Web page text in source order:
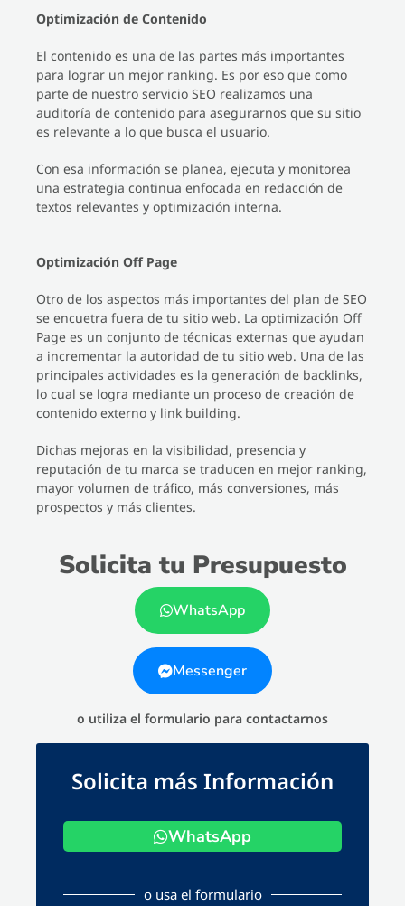
Optimización de Contenido
El contenido es una de las partes más importantes
para lograr un mejor ranking. Es por eso que como
parte de nuestro servicio SEO realizamos una
auditoría de contenido para asegurarnos que su sitio
es relevante a lo que busca el usuario.
Con esa información se planea, ejecuta y monitorea
una estrategia continua enfocada en redacción de
textos relevantes y optimización interna.
Optimización Off Page
Otro de los aspectos más importantes del plan de SEO
se encuetra fuera de tu sitio web. La optimización Off
Page es un conjunto de técnicas externas que ayudan
a incrementar la autoridad de tu sitio web. Una de las
principales actividades es la generación de backlinks,
lo cual se logra mediante un proceso de creación de
contenido externo y link building.
Dichas mejoras en la visibilidad, presencia y
reputación de tu marca se traducen en mejor ranking,
mayor volumen de tráfico, más conversiones, más
prospectos y más clientes.
Solicita tu Presupuesto
WhatsApp
Messenger
o utiliza el formulario para contactarnos
Solicita más Información
WhatsApp
o usa el formulario